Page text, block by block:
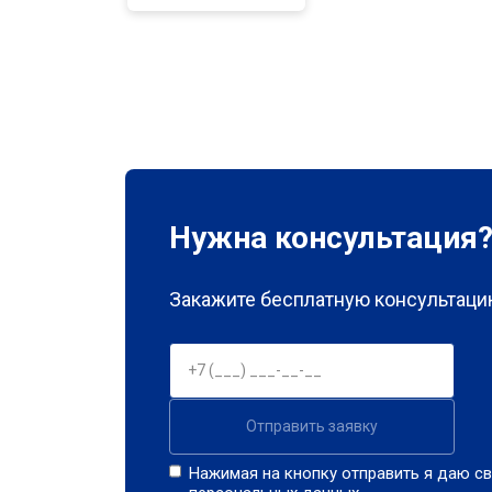
Нужна консультация?
Закажите бесплатную
Отправить заявку
Нажимая на кнопку отправить я даю